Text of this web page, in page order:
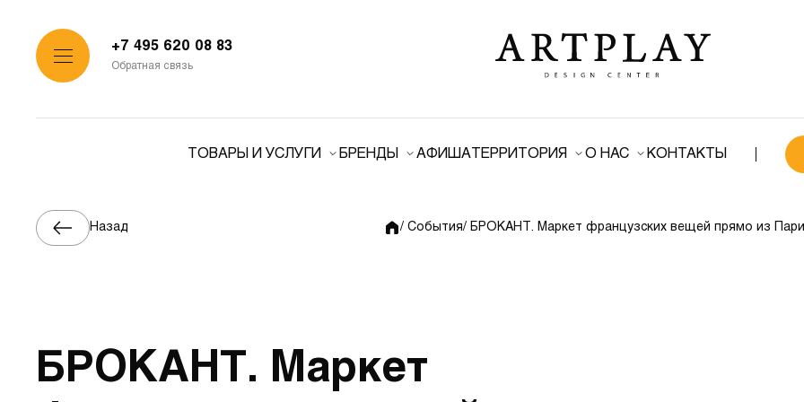
+7 495 620 08 83
Обратная связь
ТОВАРЫ И УСЛУГИ БРЕНДЫ АФИШАТЕРРИТОРИЯ О НАС КОНТАКТЫ
Назад / События/ БРОКАНТ. Маркет французских вещей прямо из
БРОКАНТ. Маркет